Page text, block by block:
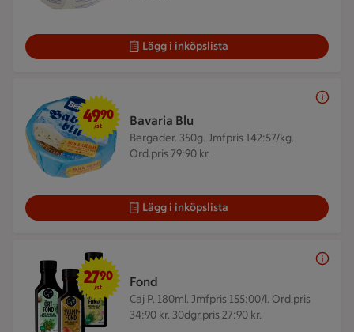
Lägg i inköpslista
Bavaria Blu
Bergader. 350g. Jmfpris 142:57/kg.
Ord.pris 79:90 kr.
49,90 kr/st
4990
/st
Lägg i inköpslista
Fond
Caj P. 180ml. Jmfpris 155:00/l. Ord.pris
34:90 kr. 30dgr.pris 27:90 kr.
27,90 kr/st
2790
/st